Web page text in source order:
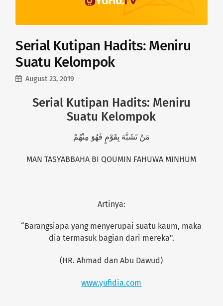
Serial Kutipan Hadits: Meniru
Suatu Kelompok
August 23, 2019
Serial Kutipan Hadits: Meniru
Suatu Kelompok
مَنْ تَشَبَّهَ بِقَوْمٍ فَهُوَ مِنْهُمْ
MAN TASYABBAHA BI QOUMIN FAHUWA MINHUM
Artinya:
“Barangsiapa yang menyerupai suatu kaum, maka
dia termasuk bagian dari mereka”.
(HR. Ahmad dan Abu Dawud)
www.yufidia.com